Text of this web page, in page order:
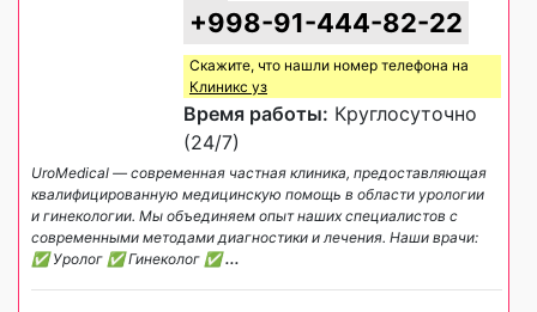
+998-91-444-82-22
Скажите, что нашли номер телефона на
Клиникс уз
Время работы: Круглосуточно
(24/7)
UroMedical — современная частная клиника, предоставляющая
квалифицированную медицинскую помощь в области урологии
и гинекологии. Мы объединяем опыт наших специалистов с
современными методами диагностики и лечения. Наши врачи:
✅ Уролог ✅ Гинеколог ✅...